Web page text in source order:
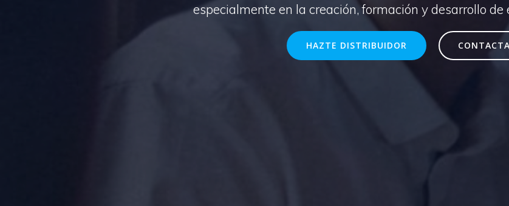
especialmente en la creación, formación y desarrollo de
HAZTE DISTRIBUIDOR CONTACTA